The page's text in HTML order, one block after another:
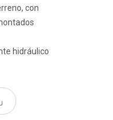
con
hidráulico